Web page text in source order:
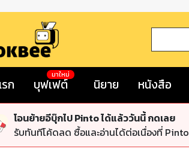
ก บุฟเฟต์
มาใหม่
นิยาย หนังสือ
โอนย้ายอีบุ๊กไป Pinto ได้แล้ววันนี้ กดเลย
รับทันทีโค้ดลด ซื้อและอ่านได้ต่อเนื่องที่ Pinto